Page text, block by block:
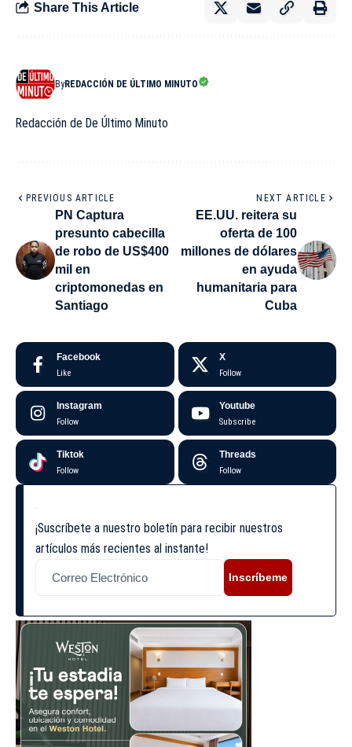
Share This Article
ByREDACCIÓN DE ÚLTIMO MINUTO
Redacción de De Último Minuto
PREVIOUS ARTICLE
PN Captura
presunto cabecilla
de robo de US$400
mil en
criptomonedas en
Santiago
NEXT ARTICLE
EE.UU. reitera su
oferta de 100
millones de dólares
en ayuda
humanitaria para
Cuba
Facebook
Like
X
Follow
Instagram
Follow
Youtube
Subscribe
Tiktok
Follow
Threads
Follow
¡Suscríbete a nuestro boletín para recibir nuestros
artículos más recientes al instante!
Inscríbeme